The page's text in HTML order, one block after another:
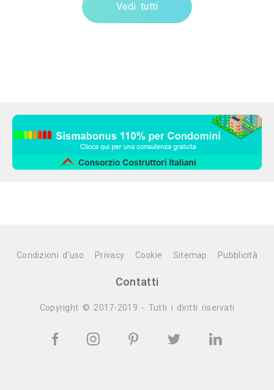
Vedi tutti
Condizioni d'uso Privacy Cookie Sitemap Pubblicità
Contatti
Copyright © 2017-2019 - Tutti i diritti riservati